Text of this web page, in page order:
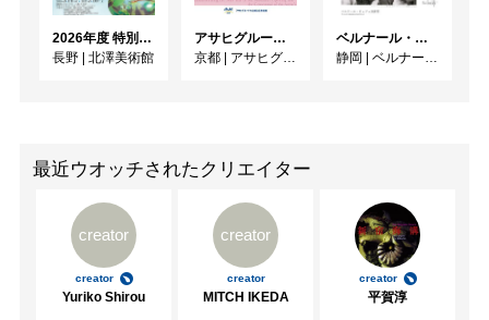
2026年度 特別展「ガレとドーム、アール･ヌーヴォーのガラス 水辺のやすらぎ、海の神秘」
長野 | 北澤美術館
アサヒグループ大山崎山荘美術館 開館30周年記念展「没後100年 クロード・モネ」
京都 | アサヒグループ大山崎山荘美術館
ベルナール・ビュフェと写真 ーカメラがとらえたビュフェとその時代、そして21 世紀へ
静岡 | ベルナール・ビュフェ美術館
最近ウオッチされたクリエイター
creator
creator
Yuriko Shirou
creator
creator
MITCH IKEDA
creator
平賀淳